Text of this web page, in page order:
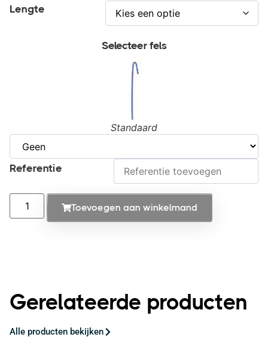
Lengte
Selecteer fels
Standaard
Referentie
Toevoegen aan winkelmand
Gerelateerde producten
Alle producten bekijken